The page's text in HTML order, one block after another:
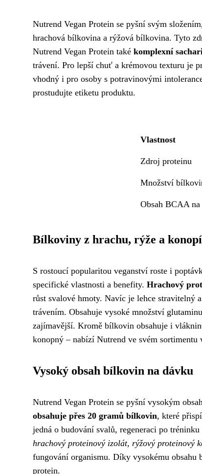
Nutrend Vegan Protein se pyšní svým
hrachová bílkovina a rýžová bílkovina. Tyto
Nutrend Vegan Protein také komplexní
trávení. Pro lepší chuť a krémovou texturu je
vhodný i pro osoby s potravinovými
prostudujte etiketu produktu.
Vlastnost
Zdroj proteinu
Množství
Obsah BCAA
Bílkoviny z hrachu, rýže a konopí
S rostoucí popularitou veganství roste i
specifické vlastnosti a benefity. Hrachový
růst svalové hmoty. Navíc je lehce stravitelný
trávením. Obsahuje vysoké množství
zajímavější. Kromě bílkovin obsahuje i
konopný – nabízí Nutrend ve svém sortimentu
Vysoký obsah bílkovin na dávku
Nutrend Vegan Protein se pyšní vysokým
obsahuje přes 20 gramů bílkovin, které
jedná o budování svalů, regeneraci po
hrachový proteinový izolát, rýžový proteinový
fungování organismu. Díky vysokému
protein.